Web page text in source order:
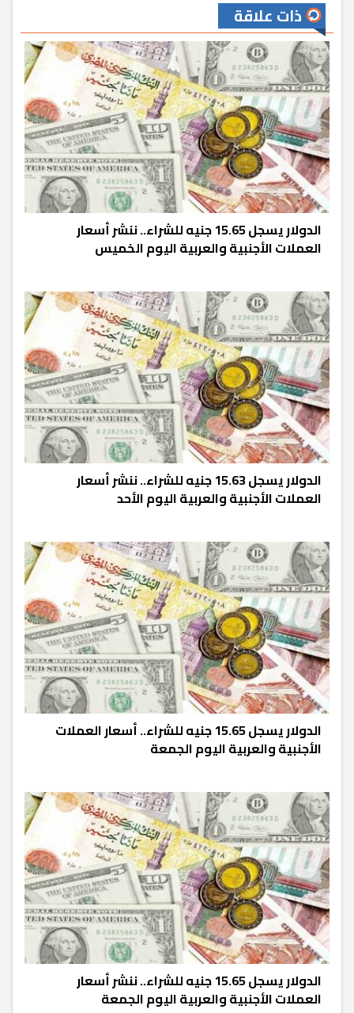
ذات علاقة
الدولار يسجل 15.65 جنيه للشراء.. ننشر أسعار
العملات الأجنبية والعربية اليوم الخميس
الدولار يسجل 15.63 جنيه للشراء.. ننشر أسعار
العملات الأجنبية والعربية اليوم الأحد
الدولار يسجل 15.65 جنيه للشراء.. أسعار العملات
الأجنبية والعربية اليوم الجمعة
الدولار يسجل 15.65 جنيه للشراء.. ننشر أسعار
العملات الأجنبية والعربية اليوم الجمعة